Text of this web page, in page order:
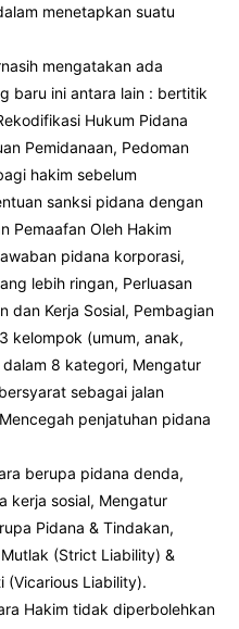
menetapkan suatu
mengatakan ada
baru ini antara lain : bertitik
Hukum Pidana
Pemidanaan, Pedoman
hakim sebelum
sanksi pidana dengan
Pemaafan Oleh Hakim
pidana korporasi,
lebih ringan, Perluasan
dan Kerja Sosial, Pembagian
kelompok (umum, anak,
8 kategori, Mengatur
sebagai jalan
penjatuhan pidana
berupa pidana denda,
kerja sosial, Mengatur
Pidana & Tindakan,
(Strict Liability) &
(Vicarious Liability).
Hakim tidak diperbolehkan